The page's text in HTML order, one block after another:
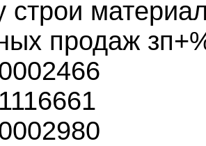
строи
продаж